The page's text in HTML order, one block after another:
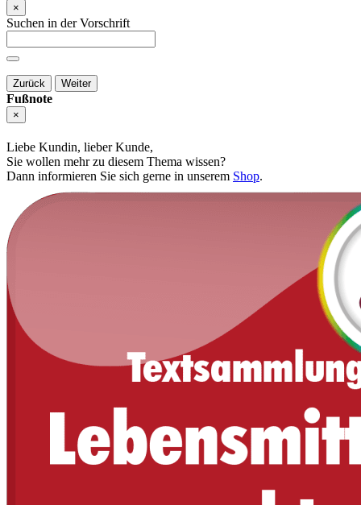
×
Suchen in der Vorschrift
Zurück Weiter
Fußnote
×
Liebe Kundin, lieber Kunde,
Sie wollen mehr zu diesem Thema wissen?
Dann informieren Sie sich gerne in unserem Shop.